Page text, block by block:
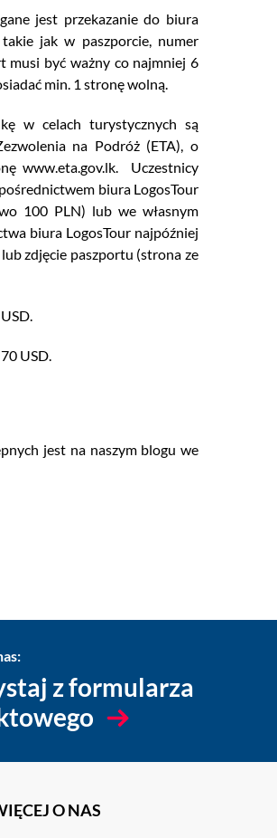
jest przekazanie do biura
jak w paszporcie, numer
musi być ważny co najmniej 6
min. 1 stronę wolną.
w celach turystycznych są
na Podróż (ETA), o
www.eta.gov.lk. Uczestnicy
biura LogosTour
100 PLN) lub we własnym
biura LogosTour najpóźniej
zdjęcie paszportu (strona ze
USD.
jest na naszym blogu we
z formularza
O NAS